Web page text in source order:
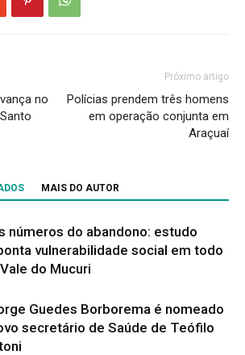
no
Próximo artigo
Polícias prendem três homens
em operação conjunta em
Araçuaí
MAIS DO AUTOR
números do abandono: estudo
vulnerabilidade social em todo
do Mucuri
Guedes Borborema é nomeado
secretário de Saúde de Teófilo